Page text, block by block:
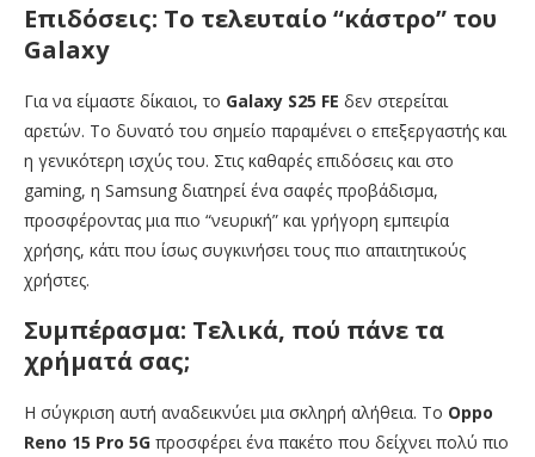
Επιδόσεις: Το τελευταίο “κάστρο” του
Galaxy
Για να είμαστε δίκαιοι, το Galaxy S25 FE δεν στερείται
αρετών. Το δυνατό του σημείο παραμένει ο επεξεργαστής και
η γενικότερη ισχύς του. Στις καθαρές επιδόσεις και στο
gaming, η Samsung διατηρεί ένα σαφές προβάδισμα,
προσφέροντας μια πιο “νευρική” και γρήγορη εμπειρία
χρήσης, κάτι που ίσως συγκινήσει τους πιο απαιτητικούς
χρήστες.
Συμπέρασμα: Τελικά, πού πάνε τα
χρήματά σας;
Η σύγκριση αυτή αναδεικνύει μια σκληρή αλήθεια. Το Oppo
Reno 15 Pro 5G προσφέρει ένα πακέτο που δείχνει πολύ πιο